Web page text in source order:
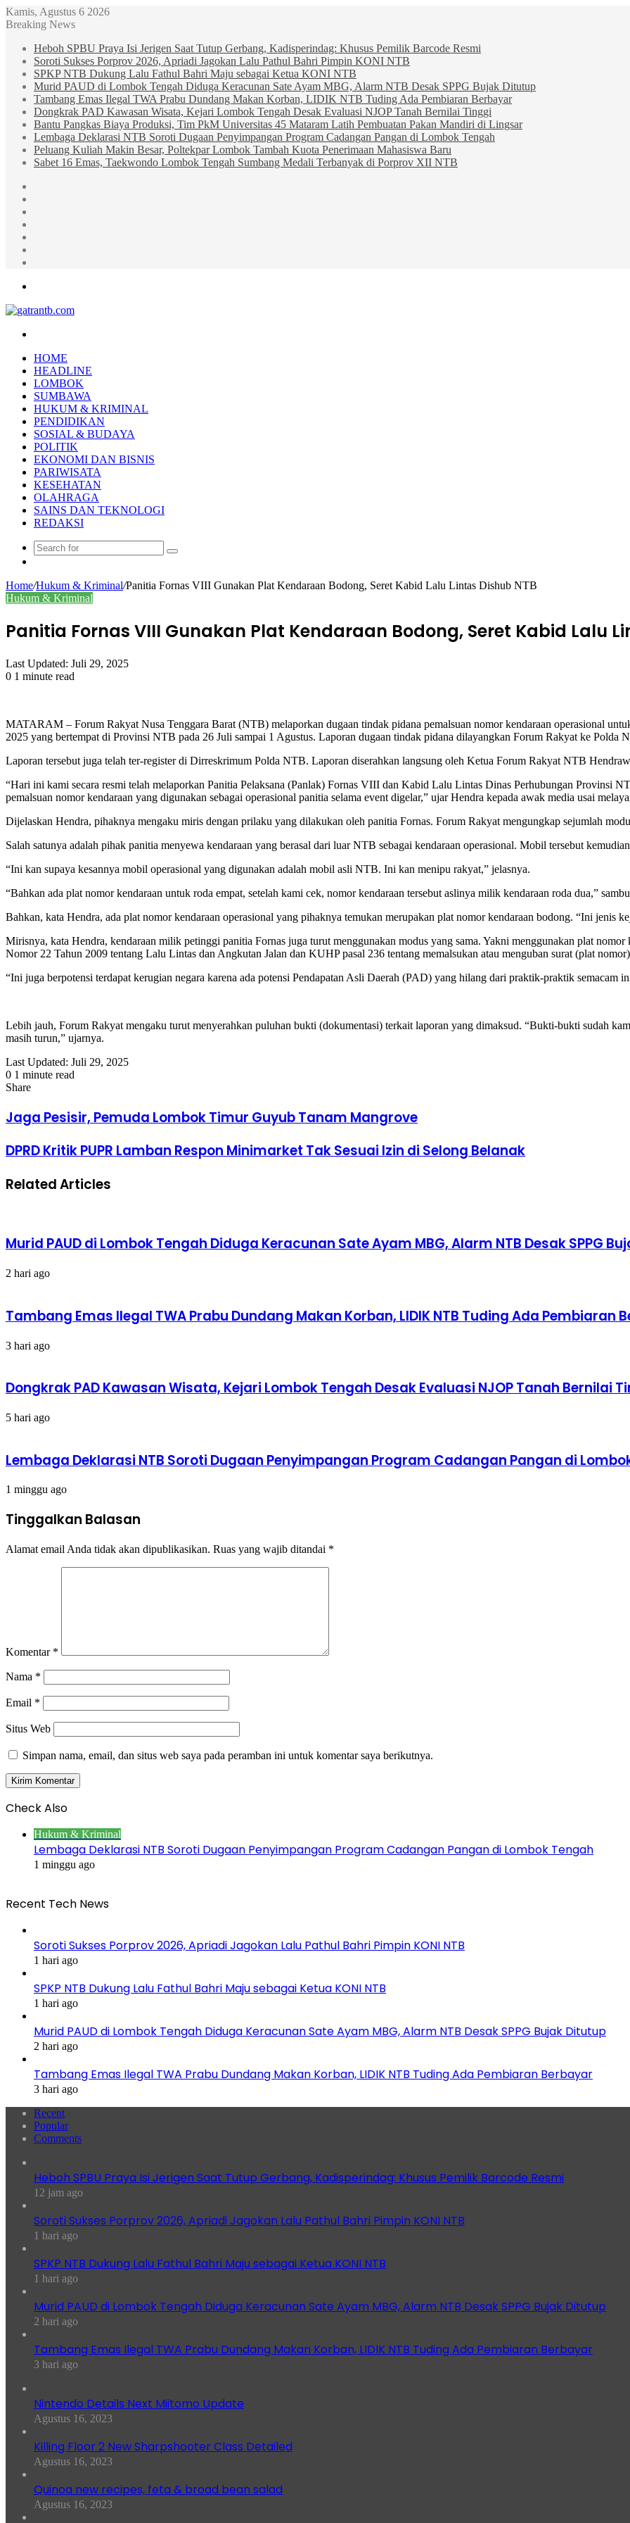
Kamis, Agustus 6 2026
Breaking News
Heboh SPBU Praya Isi Jerigen Saat Tutup Gerbang, Kadisperindag: Khusus Pemilik Barcode Resmi
Soroti Sukses Porprov 2026, Apriadi Jagokan Lalu Pathul Bahri Pimpin KONI NTB
SPKP NTB Dukung Lalu Fathul Bahri Maju sebagai Ketua KONI NTB
Murid PAUD di Lombok Tengah Diduga Keracunan Sate Ayam MBG, Alarm NTB Desak SPPG Bujak Ditutup
Tambang Emas Ilegal TWA Prabu Dundang Makan Korban, LIDIK NTB Tuding Ada Pembiaran Berbayar
Dongkrak PAD Kawasan Wisata, Kejari Lombok Tengah Desak Evaluasi NJOP Tanah Bernilai Tinggi
Bantu Pangkas Biaya Produksi, Tim PkM Universitas 45 Mataram Latih Pembuatan Pakan Mandiri di Lingsar
Lembaga Deklarasi NTB Soroti Dugaan Penyimpangan Program Cadangan Pangan di Lombok Tengah
Peluang Kuliah Makin Besar, Poltekpar Lombok Tambah Kuota Penerimaan Mahasiswa Baru
Sabet 16 Emas, Taekwondo Lombok Tengah Sumbang Medali Terbanyak di Porprov XII NTB
HOME
HEADLINE
LOMBOK
SUMBAWA
HUKUM & KRIMINAL
PENDIDIKAN
SOSIAL & BUDAYA
POLITIK
EKONOMI DAN BISNIS
PARIWISATA
KESEHATAN
OLAHRAGA
SAINS DAN TEKNOLOGI
REDAKSI
Search
Home/Hukum & Kriminal/Panitia Fornas VIII Gunakan Plat Kendaraan Bodong, Seret Kabid Lalu Lintas Dishub NTB
Hukum & Kriminal
Panitia Fornas VIII Gunakan Plat Kendaraan Bodong, Seret Kabid Lalu
Last Updated: Juli 29, 2025
0 1 minute read
MATARAM – Forum Rakyat Nusa Tenggara Barat (NTB) melaporkan dugaan tindak pidana pemalsuan nomor kendaraan operasional
2025 yang bertempat di Provinsi NTB pada 26 Juli sampai 1 Agustus. Laporan dugaan tindak pidana dilayangkan Forum Rakyat ke Polda
Laporan tersebut juga telah ter-register di Dirreskrimum Polda NTB. Laporan diserahkan langsung oleh Ketua Forum Rakyat NTB
“Hari ini kami secara resmi telah melaporkan Panitia Pelaksana (Panlak) Fornas VIII dan Kabid Lalu Lintas Dinas Perhubungan Provinsi
pemalsuan nomor kendaraan yang digunakan sebagai operasional panitia selama event digelar,” ujar Hendra kepada awak media usai
Dijelaskan Hendra, pihaknya mengaku miris dengan prilaku yang dilakukan oleh panitia Fornas. Forum Rakyat mengungkap sejumlah
Salah satunya adalah pihak panitia menyewa kendaraan yang berasal dari luar NTB sebagai kendaraan operasional. Mobil tersebut
“Ini kan supaya kesannya mobil operasional yang digunakan adalah mobil asli NTB. Ini kan menipu rakyat,” jelasnya.
“Bahkan ada plat nomor kendaraan untuk roda empat, setelah kami cek, nomor kendaraan tersebut aslinya milik kendaraan roda dua,”
Bahkan, kata Hendra, ada plat nomor kendaraan operasional yang pihaknya temukan merupakan plat nomor kendaraan bodong. “Ini jenis
Mirisnya, kata Hendra, kendaraan milik petinggi panitia Fornas juga turut menggunakan modus yang sama. Yakni menggunakan plat
Nomor 22 Tahun 2009 tentang Lalu Lintas dan Angkutan Jalan dan KUHP pasal 236 tentang memalsukan atau menguban surat (plat
“Ini juga berpotensi terdapat kerugian negara karena ada potensi Pendapatan Asli Daerah (PAD) yang hilang dari praktik-praktik semacam
Lebih jauh, Forum Rakyat mengaku turut menyerahkan puluhan bukti (dokumentasi) terkait laporan yang dimaksud. “Bukti-bukti sudah
masih turun,” ujarnya.
Last Updated: Juli 29, 2025
0 1 minute read
Facebook
Twitter
LinkedIn
Tumblr
Pinterest
Reddit
VKontakte
Odnoklassniki
Pocket
Share
via
Email
Jaga Pesisir, Pemuda Lombok Timur Guyub Tanam Mangrove
DPRD Kritik PUPR Lamban Respon Minimarket Tak Sesuai Izin di Selong Belanak
Related Articles
Murid PAUD di Lombok Tengah Diduga Keracunan Sate Ayam MBG, Alarm NTB Desak SPPG
2 hari ago
Tambang Emas Ilegal TWA Prabu Dundang Makan Korban, LIDIK NTB Tuding Ada Pembiaran
3 hari ago
Dongkrak PAD Kawasan Wisata, Kejari Lombok Tengah Desak Evaluasi NJOP Tanah Bernilai
5 hari ago
Lembaga Deklarasi NTB Soroti Dugaan Penyimpangan Program Cadangan Pangan di
1 minggu ago
Tinggalkan Balasan
Alamat email Anda tidak akan dipublikasikan. Ruas yang wajib ditandai *
Komentar *
Nama *
Email *
Situs Web
Simpan nama, email, dan situs web saya pada peramban ini untuk komentar saya berikutnya.
Check Also
Hukum & Kriminal
Lembaga Deklarasi NTB Soroti Dugaan Penyimpangan Program Cadangan Pangan di Lombok Tengah
1 minggu ago
Recent Tech News
Soroti Sukses Porprov 2026, Apriadi Jagokan Lalu Pathul Bahri Pimpin KONI NTB
1 hari ago
SPKP NTB Dukung Lalu Fathul Bahri Maju sebagai Ketua KONI NTB
1 hari ago
Murid PAUD di Lombok Tengah Diduga Keracunan Sate Ayam MBG, Alarm NTB Desak SPPG Bujak Ditutup
2 hari ago
Tambang Emas Ilegal TWA Prabu Dundang Makan Korban, LIDIK NTB Tuding Ada Pembiaran Berbayar
3 hari ago
Recent
Popular
Comments
Heboh SPBU Praya Isi Jerigen Saat Tutup Gerbang, Kadisperindag: Khusus Pemilik Barcode Resmi
12 jam ago
Soroti Sukses Porprov 2026, Apriadi Jagokan Lalu Pathul Bahri Pimpin KONI NTB
1 hari ago
SPKP NTB Dukung Lalu Fathul Bahri Maju sebagai Ketua KONI NTB
1 hari ago
Murid PAUD di Lombok Tengah Diduga Keracunan Sate Ayam MBG, Alarm NTB Desak SPPG Bujak Ditutup
2 hari ago
Tambang Emas Ilegal TWA Prabu Dundang Makan Korban, LIDIK NTB Tuding Ada Pembiaran Berbayar
3 hari ago
Nintendo Details Next Miitomo Update
Agustus 16, 2023
Killing Floor 2 New Sharpshooter Class Detailed
Agustus 16, 2023
Quinoa new recipes, feta & broad bean salad
Agustus 16, 2023